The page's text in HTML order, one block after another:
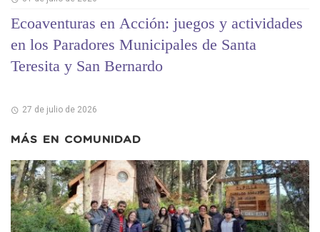
Ecoaventuras en Acción: juegos y actividades
en los Paradores Municipales de Santa
Teresita y San Bernardo
27 de julio de 2026
MÁS EN COMUNIDAD